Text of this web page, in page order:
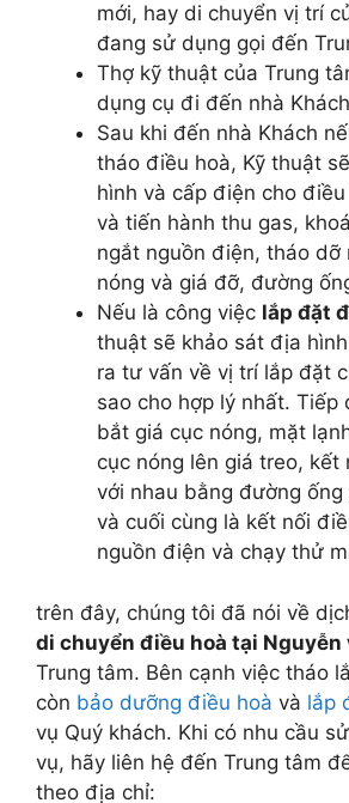
mới, hay di chuyển vị trí
đang sử dụng gọi đến
Thợ kỹ thuật của Trung
dụng cụ đi đến nhà
Sau khi đến nhà Khách
tháo điều hoà, Kỹ thuật
hình và cấp điện cho
và tiến hành thu gas,
ngắt nguồn điện, tháo dỡ
nóng và giá đỡ, đường
Nếu là công việc lắp đặt
thuật sẽ khảo sát địa
ra tư vấn về vị trí lắp đặt
sao cho hợp lý nhất. Tiếp
bắt giá cục nóng, mặt
cục nóng lên giá treo, kết
với nhau bằng đường
và cuối cùng là kết nối
nguồn điện và chạy thử
trên đây, chúng tôi đã nói về
di chuyển điều hoà tại Nguyễn
Trung tâm. Bên cạnh việc tháo
còn bảo dưỡng điều hoà và lắp
vụ Quý khách. Khi có nhu cầu
vụ, hãy liên hệ đến Trung tâm
theo địa chỉ: